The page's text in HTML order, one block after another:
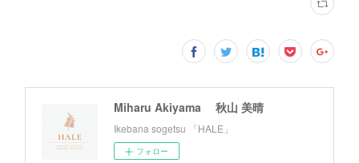
Miharu Akiyama 秋山 美晴
Ikebana sogetsu 「HALE」
フォロー